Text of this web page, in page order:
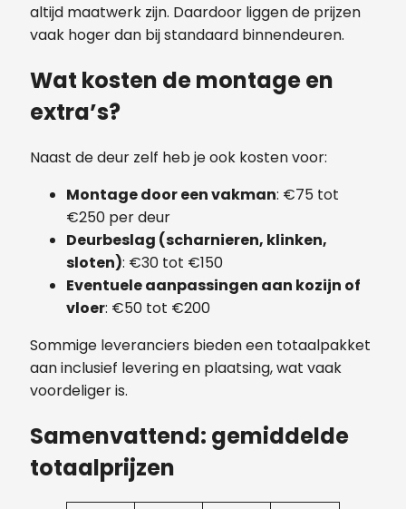
altijd maatwerk zijn. Daardoor liggen de prijzen
vaak hoger dan bij standaard binnendeuren.
Wat kosten de montage en
extra’s?
Naast de deur zelf heb je ook kosten voor:
Montage door een vakman: €75 tot
€250 per deur
Deurbeslag (scharnieren, klinken,
sloten): €30 tot €150
Eventuele aanpassingen aan kozijn of
vloer: €50 tot €200
Sommige leveranciers bieden een totaalpakket
aan inclusief levering en plaatsing, wat vaak
voordeliger is.
Samenvattend: gemiddelde
totaalprijzen